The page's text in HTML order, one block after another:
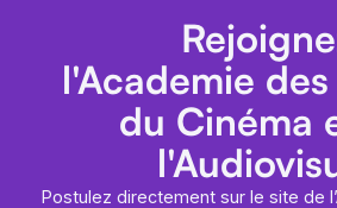
l'Academie
du Cinéma
Postulez directement sur le site de